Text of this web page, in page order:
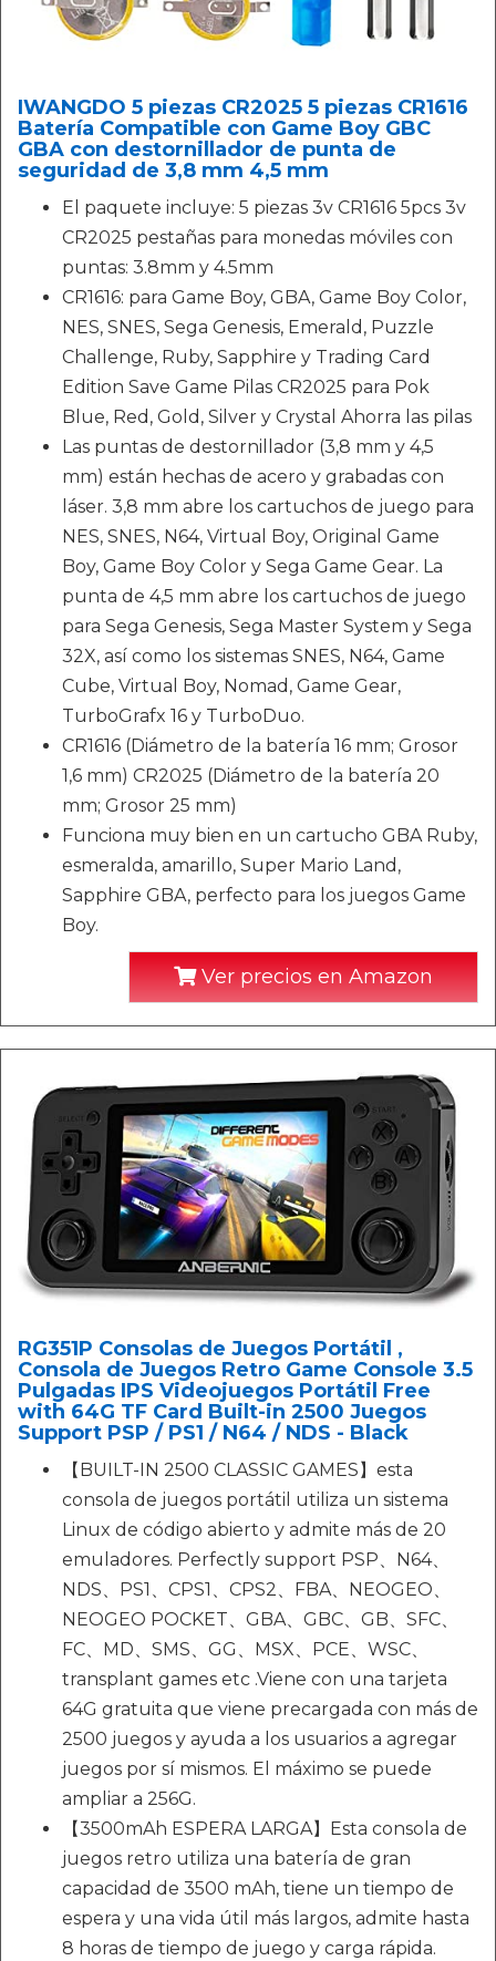
IWANGDO 5 piezas CR2025 5 piezas CR1616
Batería Compatible con Game Boy GBC
GBA con destornillador de punta de
seguridad de 3,8 mm 4,5 mm
El paquete incluye: 5 piezas 3v CR1616 5pcs 3v
CR2025 pestañas para monedas móviles con
puntas: 3.8mm y 4.5mm
CR1616: para Game Boy, GBA, Game Boy Color,
NES, SNES, Sega Genesis, Emerald, Puzzle
Challenge, Ruby, Sapphire y Trading Card
Edition Save Game Pilas CR2025 para Pok
Blue, Red, Gold, Silver y Crystal Ahorra las pilas
Las puntas de destornillador (3,8 mm y 4,5
mm) están hechas de acero y grabadas con
láser. 3,8 mm abre los cartuchos de juego para
NES, SNES, N64, Virtual Boy, Original Game
Boy, Game Boy Color y Sega Game Gear. La
punta de 4,5 mm abre los cartuchos de juego
para Sega Genesis, Sega Master System y Sega
32X, así como los sistemas SNES, N64, Game
Cube, Virtual Boy, Nomad, Game Gear,
TurboGrafx 16 y TurboDuo.
CR1616 (Diámetro de la batería 16 mm; Grosor
1,6 mm) CR2025 (Diámetro de la batería 20
mm; Grosor 25 mm)
Funciona muy bien en un cartucho GBA Ruby,
esmeralda, amarillo, Super Mario Land,
Sapphire GBA, perfecto para los juegos Game
Boy.
Ver precios en Amazon
RG351P Consolas de Juegos Portátil ,
Consola de Juegos Retro Game Console 3.5
Pulgadas IPS Videojuegos Portátil Free
with 64G TF Card Built-in 2500 Juegos
Support PSP / PS1 / N64 / NDS - Black
【BUILT-IN 2500 CLASSIC GAMES】esta
consola de juegos portátil utiliza un sistema
Linux de código abierto y admite más de 20
emuladores. Perfectly support PSP、N64、
NDS、PS1、CPS1、CPS2、FBA、NEOGEO、
NEOGEO POCKET、GBA、GBC、GB、SFC、
FC、MD、SMS、GG、MSX、PCE、WSC、
transplant games etc .Viene con una tarjeta
64G gratuita que viene precargada con más de
2500 juegos y ayuda a los usuarios a agregar
juegos por sí mismos. El máximo se puede
ampliar a 256G.
【3500mAh ESPERA LARGA】Esta consola de
juegos retro utiliza una batería de gran
capacidad de 3500 mAh, tiene un tiempo de
espera y una vida útil más largos, admite hasta
8 horas de tiempo de juego y carga rápida.